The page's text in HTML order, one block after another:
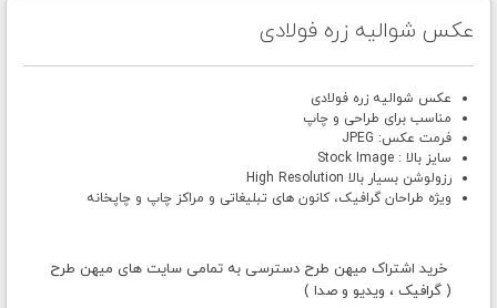
عکس شوالیه زره فولادی
عکس شوالیه زره فولادی
مناسب برای طراحی و چاپ
فرمت عکس: JPEG
سایز بالا : Stock Image
رزولوشن بسیار بالا High Resolution
ویژه طراحان گرافیک، کانون های تبلیغاتی و مراکز چاپ و چاپخانه
خرید اشتراک میهن طرح دسترسی به تمامی سایت های میهن طرح
( گرافیک ، ویدیو و صدا )